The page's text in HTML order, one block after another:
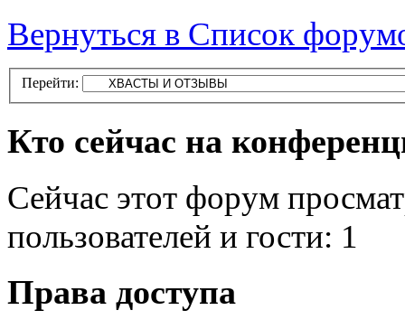
Вернуться в Список
Перейти:
Кто сейчас на
Сейчас этот форум
пользователей и гости: 1
Права доступа